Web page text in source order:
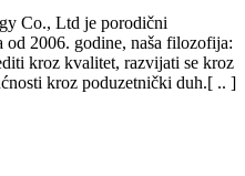
Co., Ltd je porodični
2006. godine, naša filozofija:
kroz kvalitet, razvijati se kroz
kroz poduzetnički duh.[ .. ]